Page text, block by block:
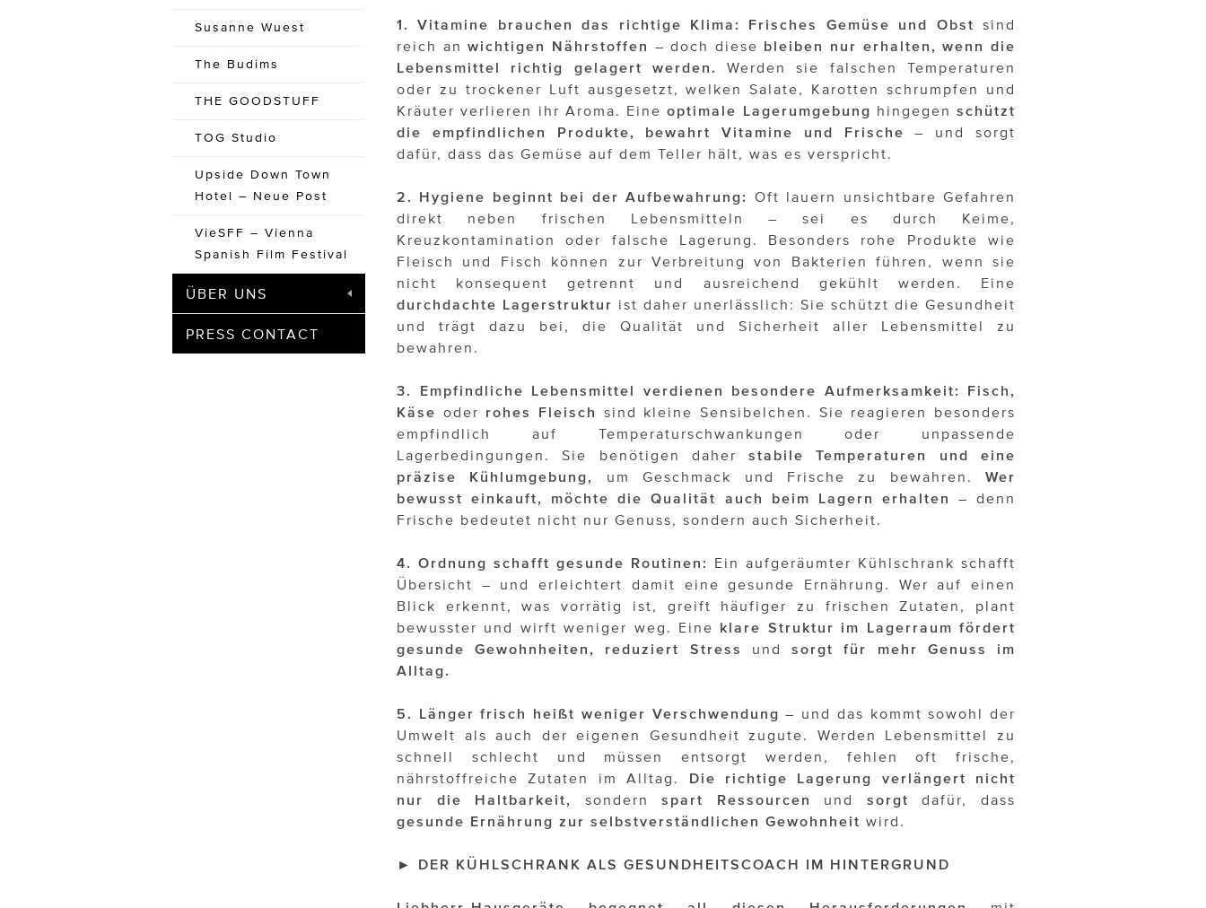
Susanne Wuest
The Budims
THE GOODSTUFF
TOG Studio
Upside Down Town
Hotel – Neue Post
VieSFF – Vienna
Spanish Film Festival
ÜBER UNS
PRESS CONTACT
1. Vitamine brauchen das richtige Klima: Frisches Gemüse und Obst sind
reich anwichtigen Nährstoffen – doch diese bleiben nur erhalten, wenn die
Lebensmittel richtig gelagert werden.
Werden sie falschen Temperaturen
oder zu trockener Luft ausgesetzt, welken Salate, Karotten schrumpfen und
Kräuter verlieren ihr Aroma. Eineoptimale Lagerumgebung hingegen schützt
die empfindlichen Produkte, bewahrt Vitamine und Frische – und sorgt
dafür, dass das Gemüse auf dem Teller hält, was es verspricht.
2. Hygiene beginnt bei der Aufbewahrung:
Oft lauern unsichtbare Gefahren
direkt neben frischen Lebensmitteln – sei es durch Keime,
Kreuzkontamination oder falsche Lagerung. Besonders rohe Produkte wie
Fleisch und Fisch können zur Verbreitung von Bakterien führen, wenn sie
nicht konsequent getrennt und ausreichend gekühlt werden. Eine
durchdachte Lagerstruktur ist daher unerlässlich: Sie schützt die Gesundheit
und trägt dazu bei, die Qualität und Sicherheit aller Lebensmittel zu
bewahren.
3. Empfindliche Lebensmittel verdienen besondere Aufmerksamkeit:
Fisch,
Käse oder rohes Fleisch
sind kleine Sensibelchen. Sie reagieren besonders
empfindlich auf Temperaturschwankungen oder unpassende
Lagerbedingungen. Sie benötigen daher
stabile Temperaturen und eine
präzise Kühlumgebung,
um Geschmack und Frische zu bewahren. Wer
bewusst einkauft, möchte die Qualität auch beim Lagern erhalten
– denn
Frische bedeutet nicht nur Genuss, sondern auch Sicherheit.
4. Ordnung schafft gesunde Routinen:
Ein aufgeräumter Kühlschrank schafft
Übersicht – und erleichtert damit eine gesunde Ernährung. Wer auf einen
Blick erkennt, was vorrätig ist, greift häufiger zu frischen Zutaten, plant
bewusster und wirft weniger weg. Eine klare Struktur im Lagerraum fördert
gesunde Gewohnheiten, reduziert Stress
undsorgt für mehr Genuss im
Alltag.
5. Länger frisch heißt weniger Verschwendung – und das kommt sowohl der
Umwelt als auch der eigenen Gesundheit zugute. Werden Lebensmittel zu
schnell schlecht und müssen entsorgt werden, fehlen oft frische,
nährstoffreiche Zutaten im Alltag. Die richtige Lagerung verlängert nicht
nur die Haltbarkeit,
sondernspart Ressourcen und sorgt
dafür, dass
gesunde Ernährung zur selbstverständlichen Gewohnheit wird.
► DER KÜHLSCHRANK ALS GESUNDHEITSCOACH IM HINTERGRUND